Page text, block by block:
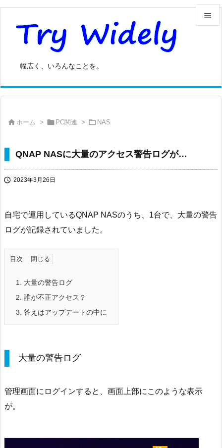
幅広く、いろんなことを。


前へ
 ホーム >  PC関連 >  NAS
QNAP NASに大量のアクセス警告ログが…
 2023年3月26日
自宅で運用しているQNAP NASのうち、1台で、大量の警告
ログが記録されていました。
目次
1.
大量の警告ログ
2. 誰が不正アクセス？
3. 答えはアップデートの中に
大量の警告ログ
管理画面にログインすると、画面上部にこのような表示
が。